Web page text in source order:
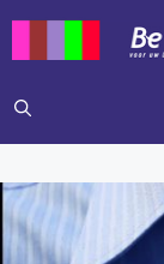
inhoud